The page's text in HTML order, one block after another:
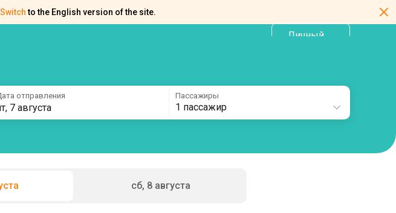
Switch to the English version of the site.
Личный
отправления
7 августа
Пассажиры
1 пассажир
сб, 8 августа